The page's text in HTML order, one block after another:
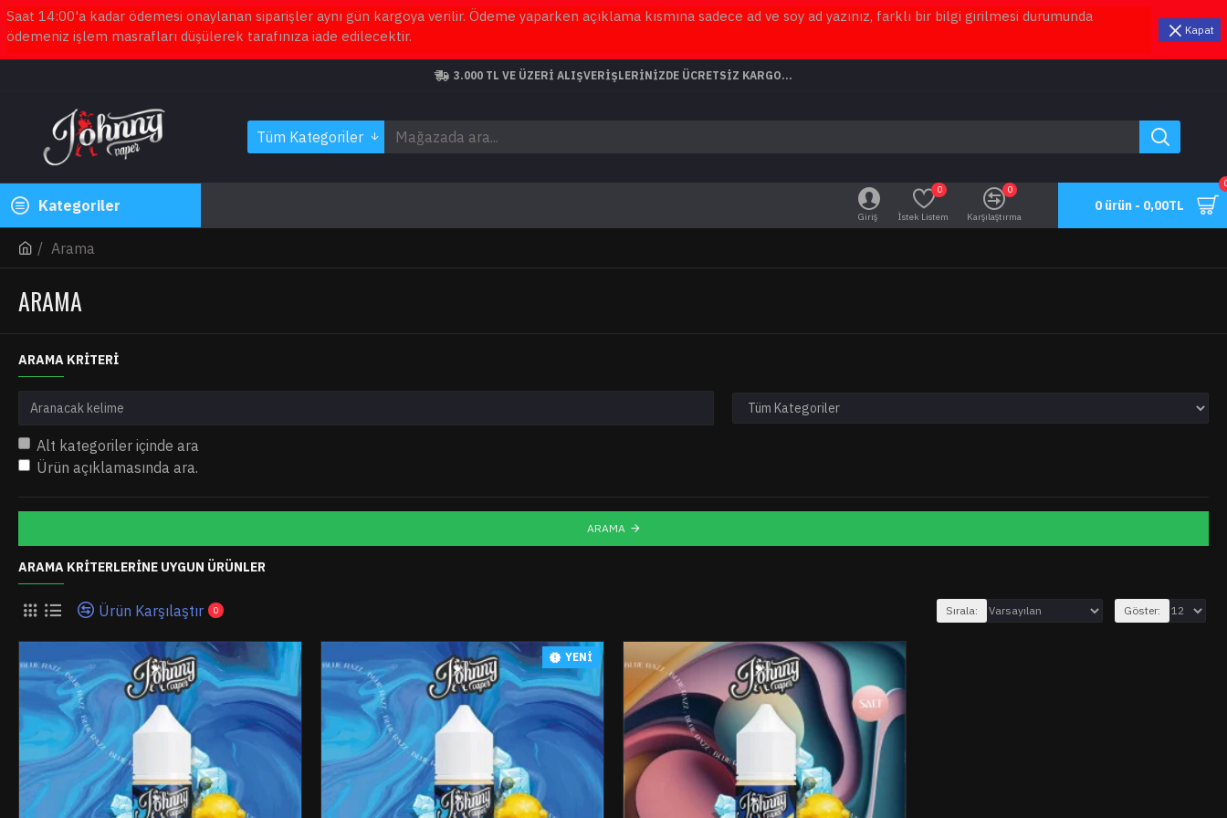
Saat 14:00'a kadar ödemesi onaylanan siparişler aynı gün kargoya verilir. Ödeme yaparken açıklama kısmına sadece ad ve soy ad yazınız, farklı bir bilgi girilmesi durumunda
ödemeniz işlem masrafları düşülerek tarafınıza iade edilecektir.
Kapat
3.000 TL VE ÜZERI ALIŞVERIŞLERINIZDE ÜCRETSİZ KARGO...
Tüm Kategoriler
Kategoriler
Giriş İstek Listem
0
Karşılaştırma
0
0 ürün - 0,00TL
Arama
ARAMA
ARAMA KRITERI
Alt kategoriler içinde ara
Ürün açıklamasında ara.
ARAMA
ARAMA KRITERLERINE UYGUN ÜRÜNLER
Ürün Karşılaştır 0 Sırala: Göster:
YENI